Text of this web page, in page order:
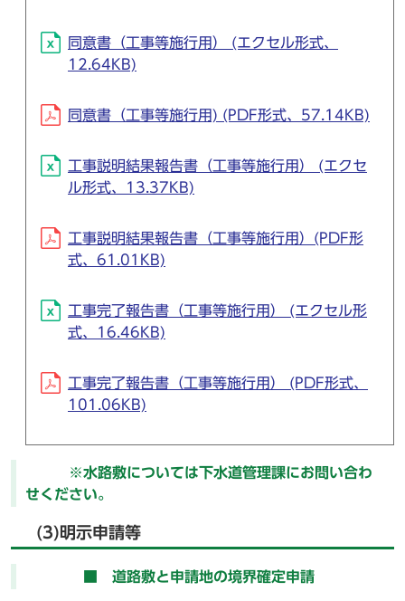
同意書（工事等施行用） (エクセル形式、
12.64KB)
同意書（工事等施行用) (PDF形式、57.14KB)
工事説明結果報告書（工事等施行用） (エクセ
ル形式、13.37KB)
工事説明結果報告書（工事等施行用）(PDF形
式、61.01KB)
工事完了報告書（工事等施行用） (エクセル形
式、16.46KB)
工事完了報告書（工事等施行用） (PDF形式、
101.06KB)
※水路敷については下水道管理課にお問い合わ
せください。
(3)明示申請等
■ 道路敷と申請地の境界確定申請